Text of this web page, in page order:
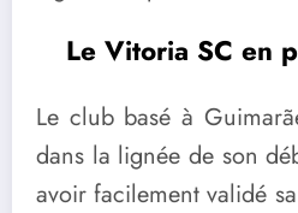
Le Vitoria SC en
Le club basé à
dans la lignée de son
avoir facilement validé